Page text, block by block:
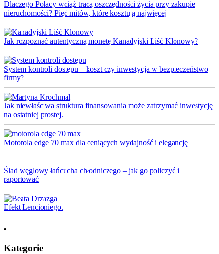
Dlaczego Polacy wciąż tracą oszczędności życia przy zakupie
nieruchomości? Pięć mitów, które kosztują najwięcej
Jak rozpoznać autentyczną monetę Kanadyjski Liść Klonowy?
System kontroli dostępu – koszt czy inwestycja w bezpieczeństwo
firmy?
Jak niewłaściwa struktura finansowania może zatrzymać inwestycję
na ostatniej prostej.
Motorola edge 70 max dla ceniących wydajność i elegancję
Ślad węglowy łańcucha chłodniczego – jak go policzyć i
raportować
Efekt Lencioniego.
Kategorie